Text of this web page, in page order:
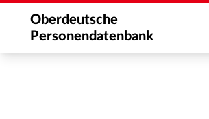
Oberdeutsche
Personendatenbank